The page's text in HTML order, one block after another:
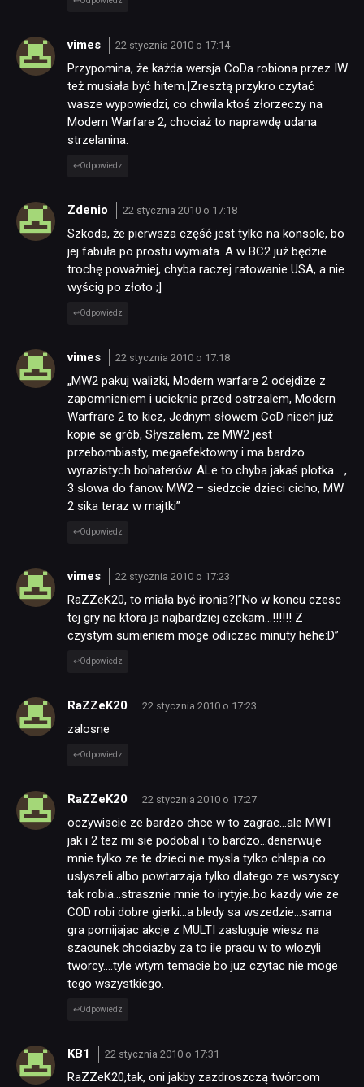
vimes 22 stycznia 2010 o 17:14
Przypomina, że każda wersja CoDa robiona przez IW
też musiała być hitem.|Zresztą przykro czytać
wasze wypowiedzi, co chwila ktoś złorzeczy na
Modern Warfare 2, chociaż to naprawdę udana
strzelanina.
Odpowiedz
Zdenio 22 stycznia 2010 o 17:18
Szkoda, że pierwsza część jest tylko na konsole, bo
jej fabuła po prostu wymiata. A w BC2 już będzie
trochę poważniej, chyba raczej ratowanie USA, a nie
wyścig po złoto ;]
Odpowiedz
vimes 22 stycznia 2010 o 17:18
„MW2 pakuj walizki, Modern warfare 2 odejdize z
zapomnieniem i ucieknie przed ostrzalem, Modern
Warfrare 2 to kicz, Jednym słowem CoD niech już
kopie se grób, Słyszałem, że MW2 jest
przebombiasty, megaefektowny i ma bardzo
wyrazistych bohaterów. ALe to chyba jakaś plotka… ,
3 slowa do fanow MW2 – siedzcie dzieci cicho, MW
2 sika teraz w majtki”
Odpowiedz
vimes 22 stycznia 2010 o 17:23
RaZZeK20, to miała być ironia?|”No w koncu czesc
tej gry na ktora ja najbardziej czekam…!!!!!! Z
czystym sumieniem moge odliczac minuty hehe:D”
Odpowiedz
RaZZeK20 22 stycznia 2010 o 17:23
zalosne
Odpowiedz
RaZZeK20 22 stycznia 2010 o 17:27
oczywiscie ze bardzo chce w to zagrac…ale MW1
jak i 2 tez mi sie podobal i to bardzo…denerwuje
mnie tylko ze te dzieci nie mysla tylko chlapia co
uslyszeli albo powtarzaja tylko dlatego ze wszyscy
tak robia…strasznie mnie to irytyje..bo kazdy wie ze
COD robi dobre gierki…a bledy sa wszedzie…sama
gra pomijajac akcje z MULTI zasluguje wiesz na
szacunek chociazby za to ile pracu w to wlozyli
tworcy….tyle wtym temacie bo juz czytac nie moge
tego wszystkiego.
Odpowiedz
KB1 22 stycznia 2010 o 17:31
RaZZeK20,tak, oni jakby zazdroszczą twórcom